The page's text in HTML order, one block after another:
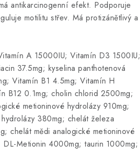
antikarcinogenní efekt. Podporuje
motilitu střev. Má protizánětlivý a
A 15000IU; Vitamín D3 1500IU;
37.5mg; kyselina panthotenová
Vitamín B1 4.5mg; Vitamín H
B12 0.1mg; cholin chlorid 2500mg;
metioninové hydrolázy 910mg;
380mg; chelát železa
chelát mědi analogické metioninové
Metionin 4000mg; taurin 1000mg;